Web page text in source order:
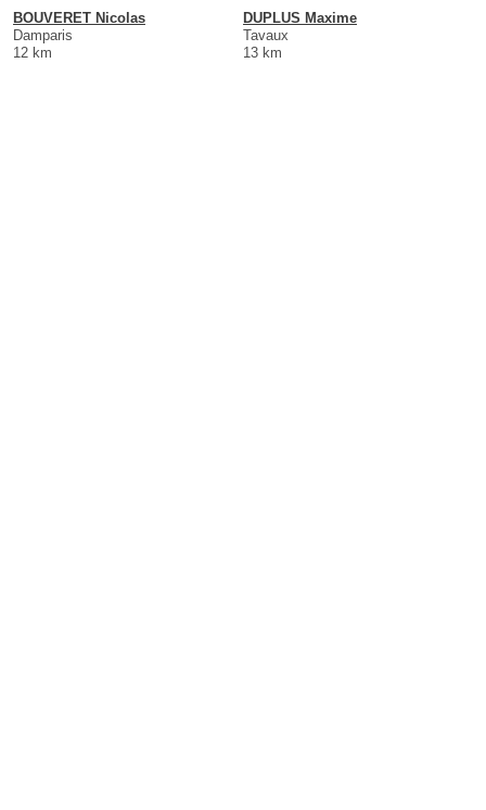
BOUVERET Nicolas
Damparis
12 km
DUPLUS Maxime
Tavaux
13 km